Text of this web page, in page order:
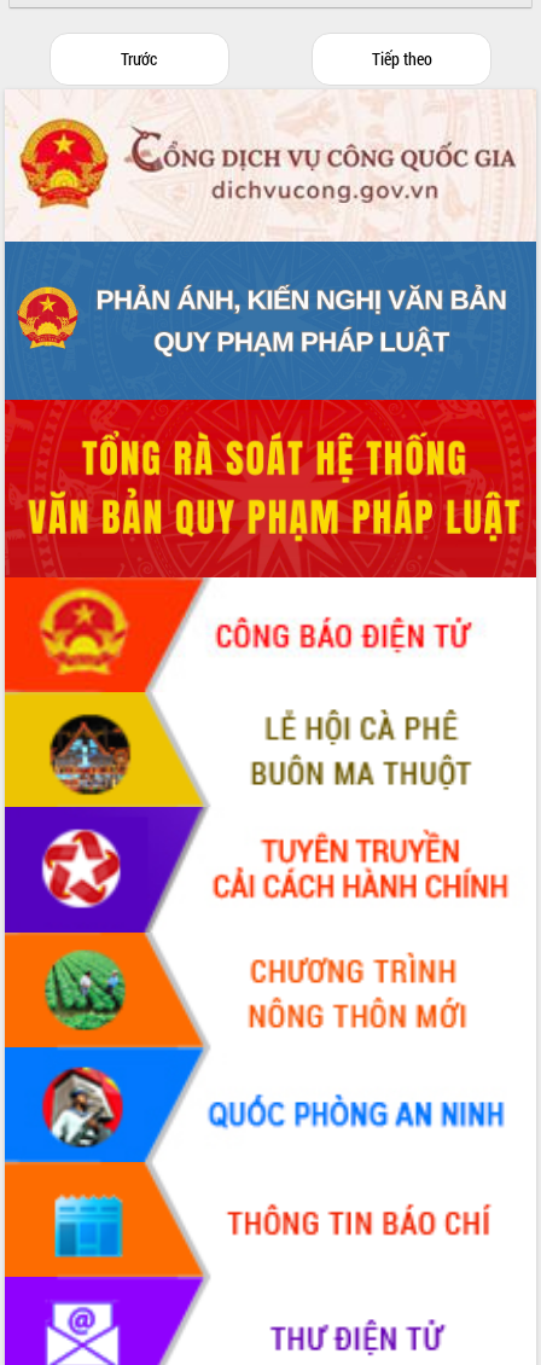
Triển khai đồng bộ đo đạc, lập hồ sơ
địa chính, hoàn thiện cơ sở dữ liệu đất
Ứng dụng sinh trắc học - Bước tiến
trong hành trình chuyển đổi số tại Đắk
Lắk
Đắk Lắk nâng cao hiệu quả công tác
Đảng từ Sổ tay đảng viên điện tử
Đắk Lắk đẩy mạnh nuôi biển công
nghệ, hướng tới phát triển thủy sản
Tập huấn nâng cao năng lực triển khai
chuyển đổi số cho cán bộ, công chức
cấp xã
Quyền của người tiêu dùng Việt Nam
2026
Đẩy mạnh cải cách hành chính, quyết
tâm đạt được mục tiêu tăng trưởng
hai con số trong năm 2026
Tổ chức trang trọng Lễ hội Đền thờ
Lương Văn Chánh năm 2026
Phó Bí thư Tỉnh ủy Đắk Lắk Đỗ Hữu
Huy giữ chức Bí thư Đảng ủy Ủy Ban
Nhân dân tỉnh
Bệnh án điện tử thúc đẩy chuyển đổi
số y tế tại Đắk Lắk
Chuyển đổi số thư viện: Mở rộng
không gian tri thức trong thời đại số
Đánh giá, rút kinh nghiệm công tác tổ
chức diễn tập trước ngày bầu cử
Chương trình “Gặp gỡ hữu nghị –
Friendship Meeting New Year 2026”
Bầu cử Quốc hội và HĐND: Cử tri Đắk
Lắk gửi gắm niềm tin, kỳ vọng vào lá
phiếu
Đắk Lắk sẵn sàng các điều kiện cho
Ngày hội bầu cử đại biểu Quốc hội
khóa XVI và HĐND các cấp nhiệm kỳ
2026-2031
Đảm bảo cuộc bầu cử đại biểu Quốc
hội và đại biểu HĐND các cấp diễn ra
an toàn, hiệu quả, đúng quy định
Thủ tướng Chính phủ Phạm Minh Chính
kiểm tra, chỉ đạo hoàn thành các dự
án cao tốc và thăm khu tái định cư tại
Đắk Lắk
Sôi nổi Hội đua ngựa truyền thống Gò
Thì Thùng mừng Xuân Bính Ngọ 2026
Lãnh đạo tỉnh dâng hương tưởng niệm
tại Đập Đồng Cam đầu Xuân Bính Ngọ
Ngành nông nghiệp phấn đấu tăng
Trước Tiếp theo